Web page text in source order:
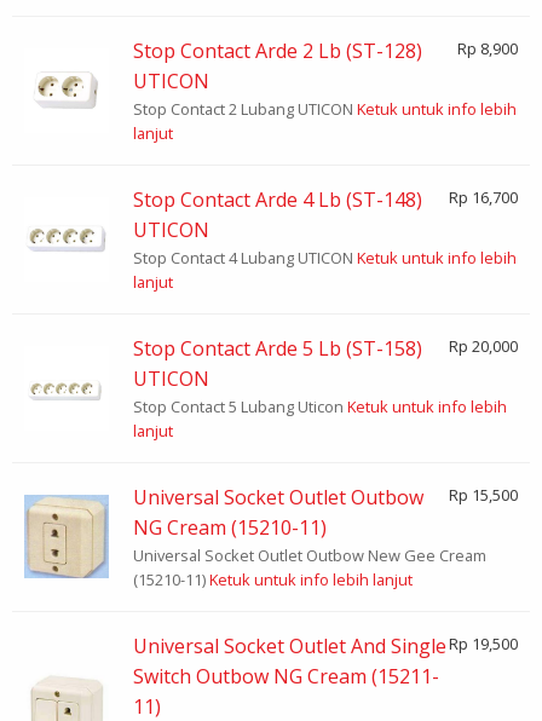
Stop Contact Arde 2 Lb (ST-128)
UTICON
Rp 8,900
Stop Contact 2 Lubang UTICON Ketuk untuk info lebih
lanjut
Stop Contact Arde 4 Lb (ST-148)
UTICON
Rp 16,700
Stop Contact 4 Lubang UTICON Ketuk untuk info lebih
lanjut
Stop Contact Arde 5 Lb (ST-158)
UTICON
Rp 20,000
Stop Contact 5 Lubang Uticon Ketuk untuk info lebih
lanjut
Universal Socket Outlet Outbow
NG Cream (15210-11)
Rp 15,500
Universal Socket Outlet Outbow New Gee Cream
(15210-11)Ketuk untuk info lebih lanjut
Universal Socket Outlet And Single
Switch Outbow NG Cream (15211-
11)
Rp 19,500